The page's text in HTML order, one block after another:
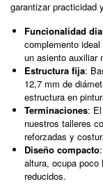
garantizar practicidad
Funcionalidad
complemento
un asiento auxiliar
Estructura fija:
12,7 mm de
estructura en
Terminaciones:
nuestros talleres
reforzadas y
Diseño compacto
altura, ocupa poco
reducidos.